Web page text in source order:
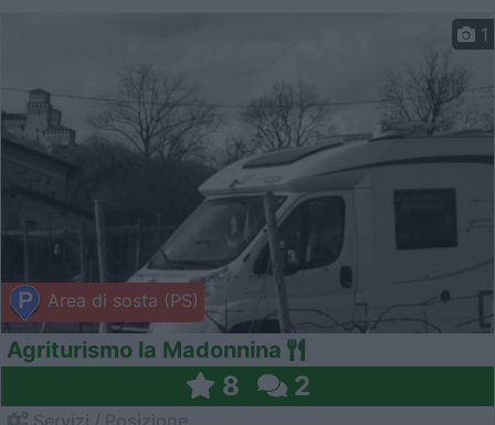
Area di sosta (PS)
1
Agriturismo la Madonnina
8 2